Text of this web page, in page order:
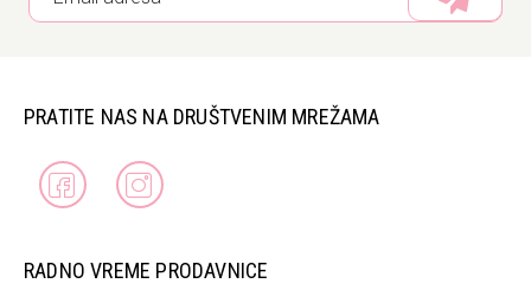
PRATITE NAS NA DRUŠTVENIM MREŽAMA
RADNO VREME PRODAVNICE